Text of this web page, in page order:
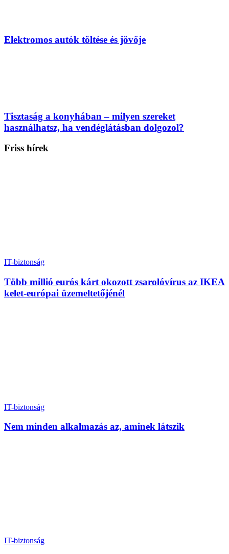
Elektromos autók töltése és jövője
Tisztaság a konyhában – milyen szereket
használhatsz, ha vendéglátásban dolgozol?
Friss hírek
IT-biztonság
Több millió eurós kárt okozott zsarolóvírus az IKEA
kelet-európai üzemeltetőjénél
IT-biztonság
Nem minden alkalmazás az, aminek látszik
IT-biztonság